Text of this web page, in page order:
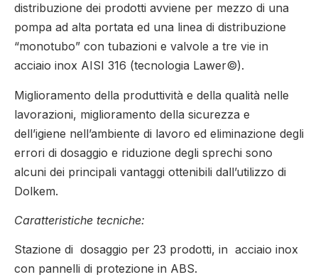
distribuzione dei prodotti avviene per mezzo di una
pompa ad alta portata ed una linea di distribuzione
“monotubo” con tubazioni e valvole a tre vie in
acciaio inox AISI 316 (tecnologia Lawer©).
Miglioramento della produttività e della qualità nelle
lavorazioni, miglioramento della sicurezza e
dell’igiene nell’ambiente di lavoro ed eliminazione degli
errori di dosaggio e riduzione degli sprechi sono
alcuni dei principali vantaggi ottenibili dall’utilizzo di
Dolkem.
Caratteristiche tecniche:
Stazione di dosaggio per 23 prodotti, in acciaio inox
con pannelli di protezione in ABS.